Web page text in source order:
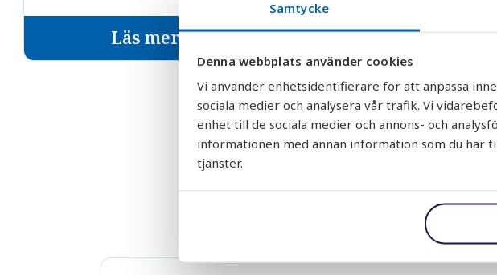
Samtycke
Denna webbplats använder cookies
Vi använder enhetsidentifierare för att anpassa
sociala medier och analysera vår trafik. Vi
enhet till de sociala medier och annons- och
informationen med annan information som du har
tjänster.
Läs mer Läs mer
Frågor och